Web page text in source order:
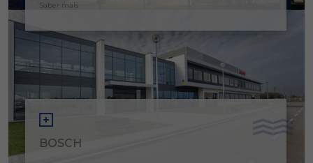
Saber mais
BOSCH